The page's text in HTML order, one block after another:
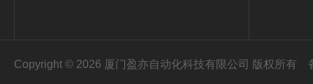
Copyright © 2026 厦门盈亦自动化科技有限公司 版权所有